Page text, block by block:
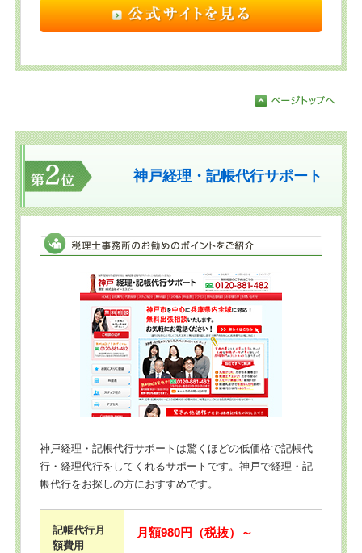
神戸経理・記帳代行サポート
神戸経理・記帳代行サポートは驚くほどの低価格で記帳代
行・経理代行をしてくれるサポートです。神戸で経理・記
帳代行をお探しの方におすすめです。
記帳代行月
額費用
月額980円（税抜）～